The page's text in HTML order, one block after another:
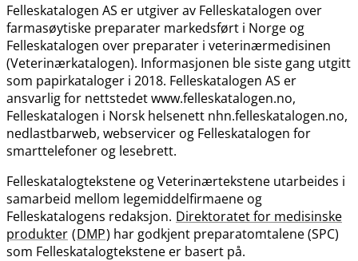
Felleskatalogen AS er utgiver av Felleskatalogen over
farmasøytiske preparater markedsført i Norge og
Felleskatalogen over preparater i veterinærmedisinen
(Veterinærkatalogen). Informasjonen ble siste gang utgitt
som papirkataloger i 2018. Felleskatalogen AS er
ansvarlig for nettstedet www.felleskatalogen.no,
Felleskatalogen i Norsk helsenett nhn.felleskatalogen.no,
nedlastbarweb, webservicer og Felleskatalogen for
smarttelefoner og lesebrett.
Felleskatalogtekstene og Veterinærtekstene utarbeides i
samarbeid mellom legemiddelfirmaene og
Felleskatalogens redaksjon. Direktoratet for medisinske
produkter (DMP) har godkjent preparatomtalene (SPC)
som Felleskatalogtekstene er basert på.